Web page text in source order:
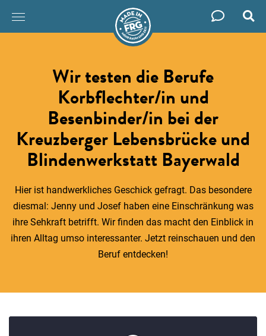
Wir testen die Berufe
Korbflechter/in und
Besenbinder/in bei der
Kreuzberger Lebensbrücke und
Blindenwerkstatt Bayerwald
Hier ist handwerkliches Geschick gefragt. Das besondere
diesmal: Jenny und Josef haben eine Einschränkung was
ihre Sehkraft betrifft. Wir finden das macht den Einblick in
ihren Alltag umso interessanter. Jetzt reinschauen und den
Beruf entdecken!